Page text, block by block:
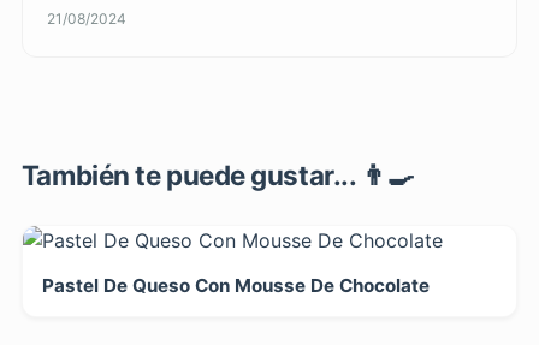
21/08/2024
También te puede gustar... 👨‍🍳
Pastel De Queso Con Mousse De Chocolate